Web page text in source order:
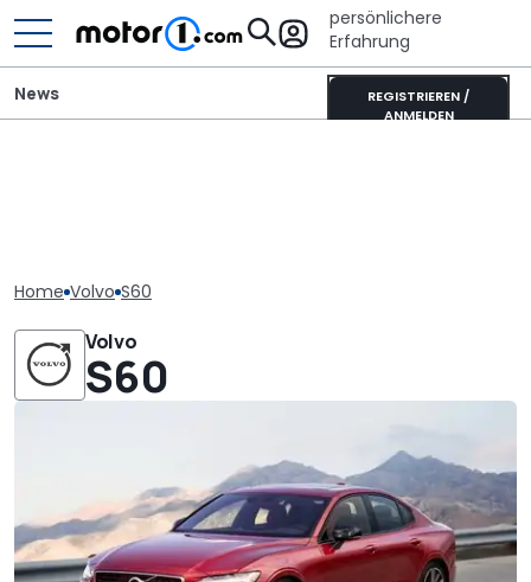
persönlichere
Erfahrung
REGISTRIEREN /
ANMELDEN
News
Home Volvo S60
Volvo
S60